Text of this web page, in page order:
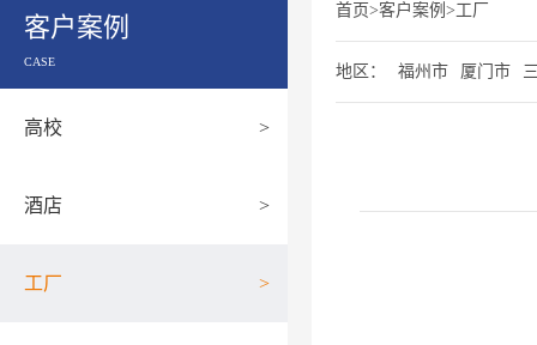
客户案例
CASE
高校 >
酒店 >
工厂 >
首页>客户案例 >工厂
地区： 福州市 厦门市